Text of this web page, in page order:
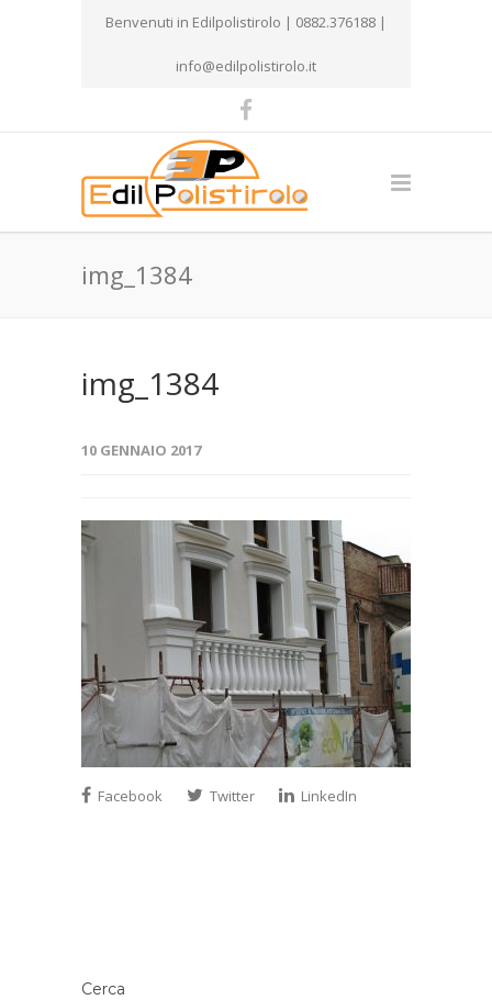
Benvenuti in Edilpolistirolo | 0882.376188 |
info@edilpolistirolo.it
img_1384
img_1384
10 GENNAIO 2017
Facebook Twitter LinkedIn
Cerca